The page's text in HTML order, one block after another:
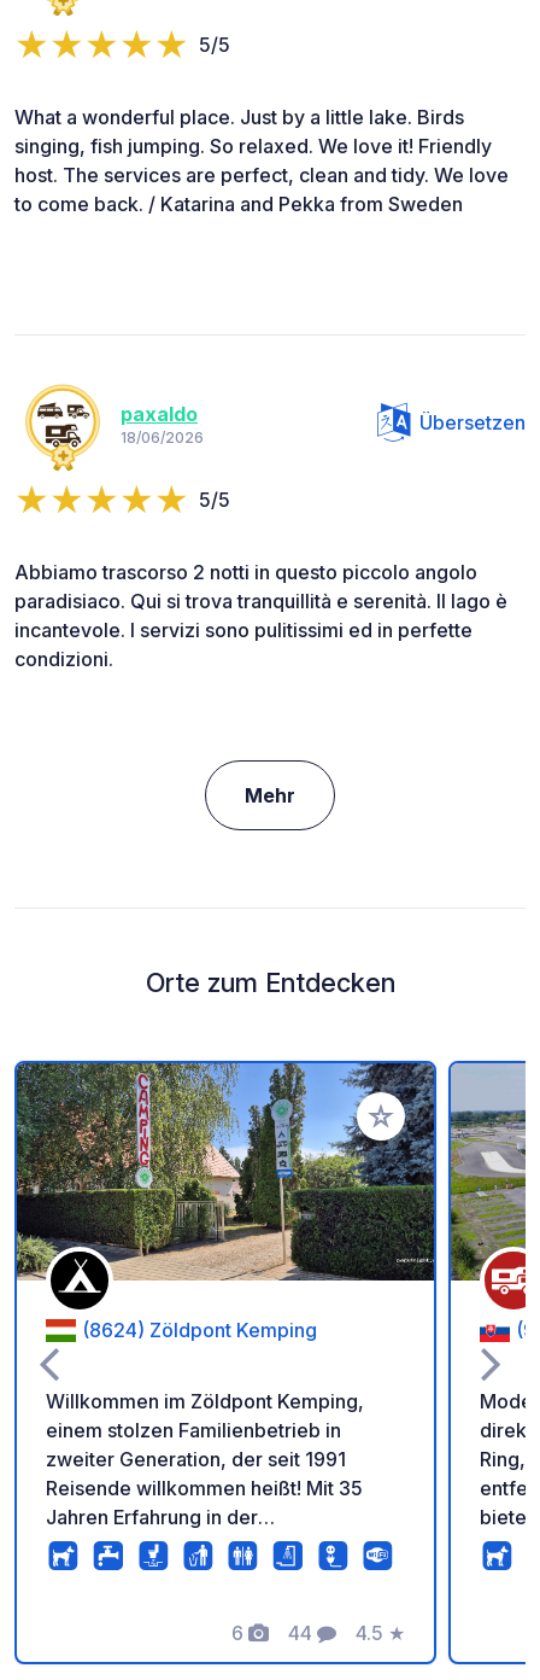
5/5
What a wonderful place. Just by a little lake. Birds
singing, fish jumping. So relaxed. We love it! Friendly
host. The services are perfect, clean and tidy. We love
to come back. / Katarina and Pekka from Sweden
paxaldo
18/06/2026
Übersetzen
5/5
Abbiamo trascorso 2 notti in questo piccolo angolo
paradisiaco. Qui si trova tranquillità e serenità. Il lago è
incantevole. I servizi sono pulitissimi ed in perfette
condizioni.
Mehr
Orte zum Entdecken
Zu Ihren Favoriten
(8624) Zöldpont Kemping
Willkommen im Zöldpont Kemping,
einem stolzen Familienbetrieb in
zweiter Generation, der seit 1991
Reisende willkommen heißt! Mit 35
Jahren Erfahrung in der
Gastfreundschaft bieten wir ein
gepflegtes, grünes Gelände mitten im
Campingplatz verfügt über viele alte
Bäume, die reichlich Schatten
6
Fotos
44
Kommentare
4.5
Bewertung
★
direkt
Ring,
entfernt. Dieser
bietet
mit